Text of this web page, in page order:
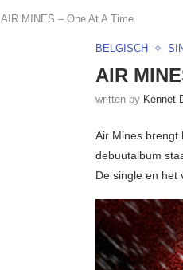
AIR MINES – One At A Time
BELGISCH
AIR
written by Kennet
Air Mines brengt
debuutalbum
De single en het